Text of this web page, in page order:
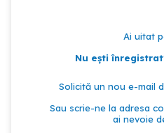
Ai uitat
Nu ești
Solicită un nou e-mail
Sau scrie-ne la adresa
ai nevoie